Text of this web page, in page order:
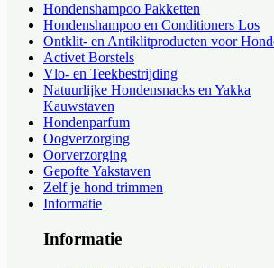
Hondenshampoo Pakketten
Hondenshampoo en Conditioners Los
Ontklit- en Antiklitproducten voor
Activet Borstels
Vlo- en Teekbestrijding
Natuurlijke Hondensnacks en Yakka
Kauwstaven
Hondenparfum
Oogverzorging
Oorverzorging
Gepofte Yakstaven
Zelf je hond trimmen
Informatie
Informatie